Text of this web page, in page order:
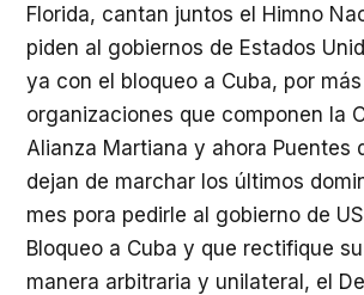
Florida, cantan juntos el Himno
piden al gobiernos de Estados
ya con el bloqueo a Cuba, por
organizaciones que componen la
Alianza Martiana y ahora Puentes
dejan de marchar los últimos
mes pora pedirle al gobierno de
Bloqueo a Cuba y que rectifique
manera arbitraria y unilateral, el